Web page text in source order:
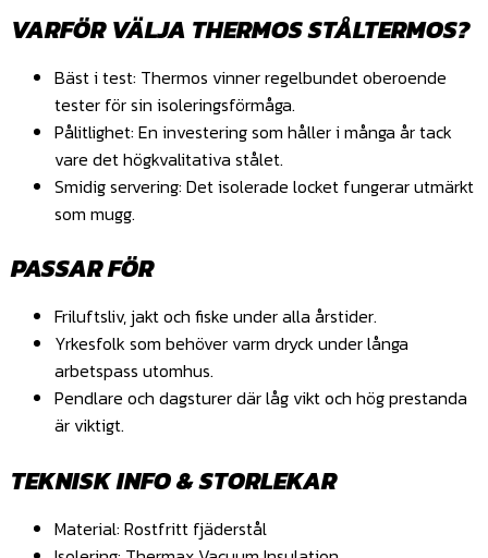
VARFÖR VÄLJA THERMOS STÅLTERMOS?
Bäst i test: Thermos vinner regelbundet oberoende
tester för sin isoleringsförmåga.
Pålitlighet: En investering som håller i många år tack
vare det högkvalitativa stålet.
Smidig servering: Det isolerade locket fungerar utmärkt
som mugg.
PASSAR FÖR
Friluftsliv, jakt och fiske under alla årstider.
Yrkesfolk som behöver varm dryck under långa
arbetspass utomhus.
Pendlare och dagsturer där låg vikt och hög prestanda
är viktigt.
TEKNISK INFO & STORLEKAR
Material: Rostfritt fjäderstål